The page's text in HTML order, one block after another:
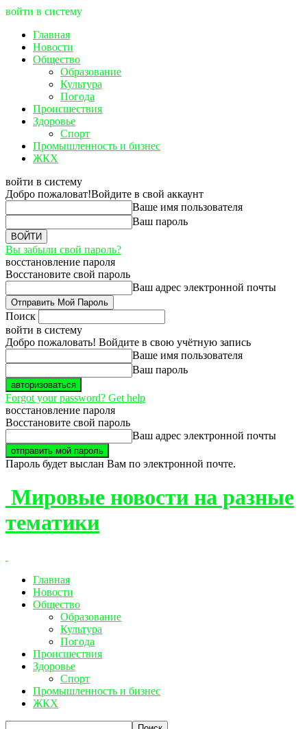
войти в систему
Главная
Новости
Общество
Образование
Культура
Погода
Происшествия
Здоровье
Спорт
Промышленность и бизнес
ЖКХ
войти в систему
Добро пожаловат!Войдите в свой аккаунт
Ваше имя пользователя
Ваш пароль
Вы забыли свой пароль?
восстановление пароля
Восстановите свой пароль
Ваш адрес электронной почты
Поиск
войти в систему
Добро пожаловать! Войдите в свою учётную запись
Ваше имя пользователя
Ваш пароль
Forgot your password? Get help
восстановление пароля
Восстановите свой пароль
Ваш адрес электронной почты
Пароль будет выслан Вам по электронной почте.
Мировые новости на разные
тематики
Главная
Новости
Общество
Образование
Культура
Погода
Происшествия
Здоровье
Спорт
Промышленность и бизнес
ЖКХ